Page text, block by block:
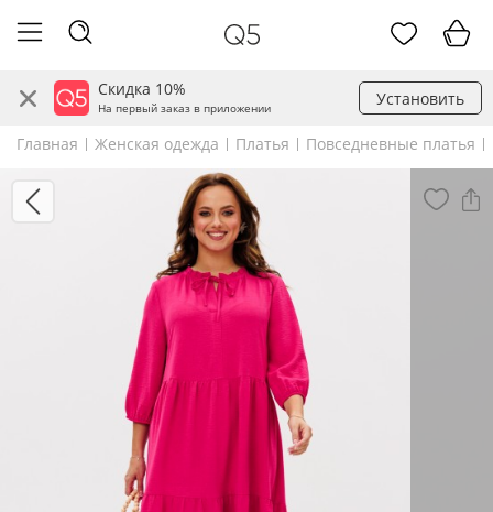
Скидка 10%
На первый заказ в приложении Установить
Главная Женская одежда Платья Повседневные платья